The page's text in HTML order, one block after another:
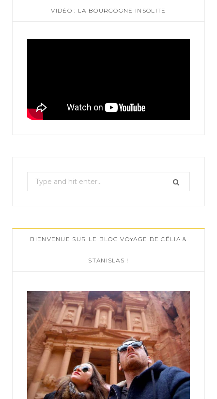
VIDÉO : LA BOURGOGNE INSOLITE
e
c
h
:
BIENVENUE SUR LE BLOG VOYAGE DE CÉLIA &
STANISLAS !